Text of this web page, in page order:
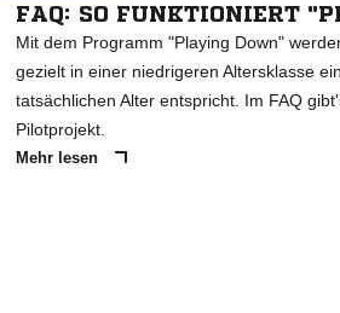
FAQ: SO FUNKTIONIERT
Mit dem Programm "Playing Down"
gezielt in einer niedrigeren Altersklasse
tatsächlichen Alter entspricht. Im FAQ
Pilotprojekt.
Mehr lesen